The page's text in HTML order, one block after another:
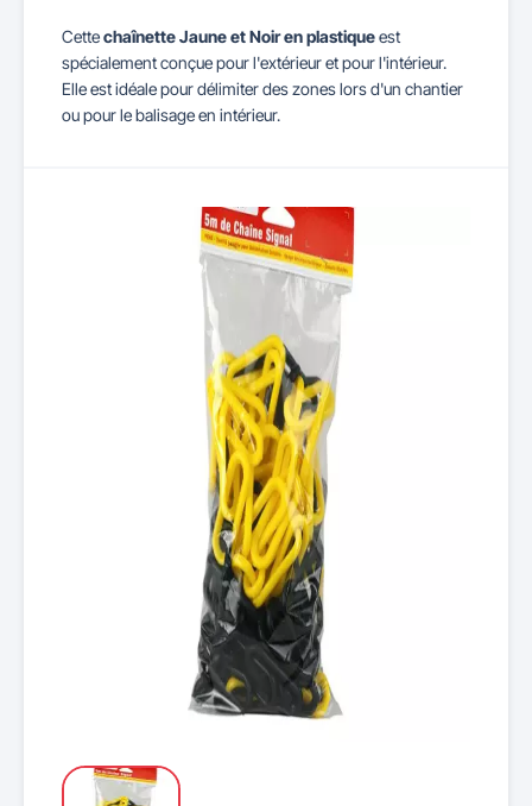
Cettechaînette Jaune et Noir en plastiqueest
spécialement conçue pour l'extérieur et pour l'intérieur.
Elle est idéale pour délimiter des zones lors d'un chantier
ou pour le balisage en intérieur.